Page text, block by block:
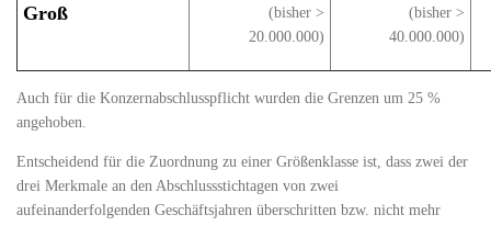
Groß
(bisher >
20.000.000)
(bisher >
40.000.000)
Auch für die Konzernabschlusspflicht wurden die Grenzen um 25 %
angehoben.
Entscheidend für die Zuordnung zu einer Größenklasse ist, dass zwei der
drei Merkmale an den Abschlussstichtagen von zwei
aufeinanderfolgenden Geschäftsjahren überschritten bzw. nicht mehr